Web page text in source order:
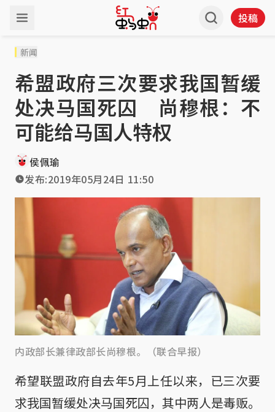
投稿
新闻
希盟政府三次要求我国暂缓
处决马国死囚 尚穆根：不
可能给马国人特权
侯佩瑜
发布:2019年05月24日 11:50
内政部长兼律政部长尚穆根。（联合早报）
希望联盟政府自去年5月上任以来，已三次要
求我国暂缓处决马国死囚，其中两人是毒贩。